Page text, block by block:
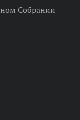
Собрании